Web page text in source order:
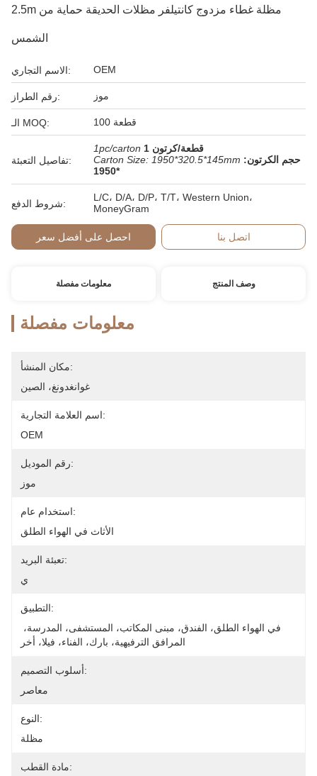
2.5m مظلة غطاء مزدوج كانتيلفر مظلات الحديقة حماية من
الشمس
الاسم التجاري: OEM
رقم الطراز: موز
الـ MOQ: 100 قطعة
تفاصيل التعبئة:
1pc/carton
1 قطعة/كرتون
Carton Size: 1950*320.5*145mm حجم الكرتون:
1950*
شروط الدفع:
L/C، D/A، D/P، T/T، Western Union،
MoneyGram
احصل على أفضل سعر اتصل بنا
معلومات مفصلة وصف المنتج
معلومات مفصلة
مكان المنشأ:
غوانغدونغ، الصين
اسم العلامة التجارية:
OEM
رقم الموديل:
موز
استخدام عام:
الأثاث في الهواء الطلق
تعبئة البريد:
ي
التطبيق:
المرافق الترفيهية، بارك، الفناء، فيلا، أخر
أسلوب التصميم:
معاصر
النوع:
مظلة
مادة القطب: